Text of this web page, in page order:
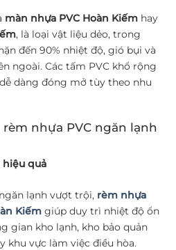
màn nhựa PVC Hoàn Kiếm hay
, là loại vật liệu dẻo, trong
đến 90% nhiệt độ, gió bụi và
ngoài. Các tấm PVC khổ rộng
dàng đóng mở tùy theo nhu
nhựa PVC ngăn lạnh
quả
lạnh vượt trội, rèm nhựa
Kiếmgiúp duy trì nhiệt độ ổn
gian kho lạnh, kho bảo quản
khu vực làm việc điều hòa.